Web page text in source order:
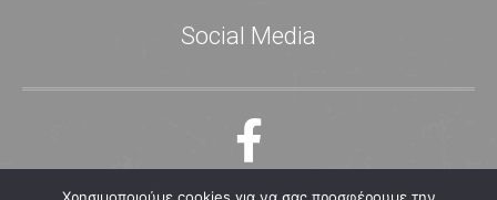
Social Media